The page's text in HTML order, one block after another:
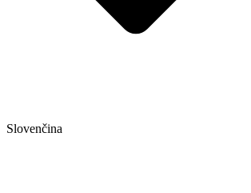
Slovenčina